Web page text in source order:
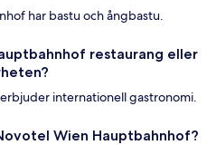
har bastu och ångbastu.
restaurang eller
erbjuder internationell gastronomi.
Wien Hauptbahnhof?